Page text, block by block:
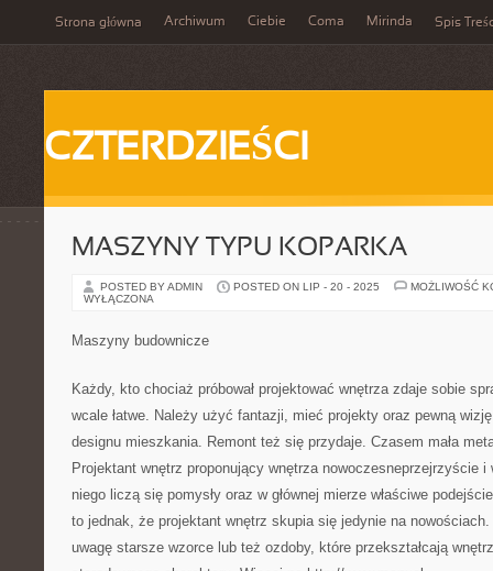
Strona główna Archiwum Ciebie Coma Mirinda Spis
CZTERDZIEŚCI
MASZYNY TYPU KOPARKA
POSTED BY ADMIN POSTED ON LIP - 20 - 2025
MOŻLIWOŚĆ
WYŁĄCZONA
Maszyny budownicze
Każdy, kto chociaż próbował projektować wnętrza zdaje sobie
wcale łatwe. Należy użyć fantazji, mieć projekty oraz pewną
designu mieszkania. Remont też się przydaje. Czasem mała
Projektant wnętrz proponujący wnętrza nowoczesneprzejrzyście
niego liczą się pomysły oraz w głównej mierze właściwe
to jednak, że projektant wnętrz skupia się jedynie na
uwagę starsze wzorce lub też ozdoby, które przekształcają